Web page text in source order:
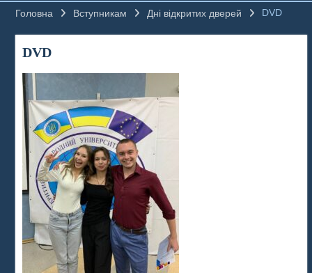
Головна Вступникам Дні відкритих дверей DVD
DVD